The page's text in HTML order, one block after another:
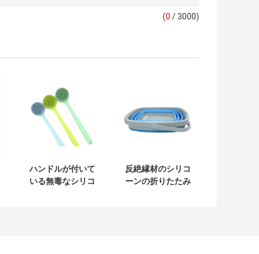
(0 / 3000)
ハンドルが付いて
いる無毒なシリコ
反絶縁材のシリコ
ーンの折りたたみ